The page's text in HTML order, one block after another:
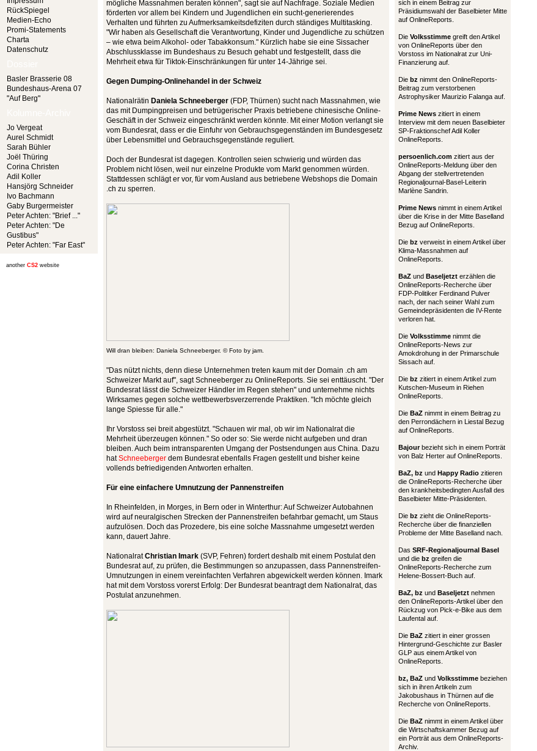
RückSpiegel
Medien-Echo
Promi-Statements
Charta
Datenschutz
Basler Brasserie 08
Bundeshaus-Arena 07
"Auf Berg"
Jo Vergeat
Aurel Schmidt
Sarah Bühler
Joël Thüring
Corina Christen
Adil Koller
Hansjörg Schneider
Ivo Bachmann
Gaby Burgermeister
Peter Achten: "Brief ..."
Peter Achten: "De
Gustibus"
Peter Achten: "Far East"
another CS2 website
mögliche Massnahmen beraten können", sagt sie auf Nachfrage. Soziale Medien
förderten vor allem bei Kindern und Jugendlichen ein sucht-generierendes
Verhalten und führten zu Aufmerksamkeitsdefiziten durch ständiges Multitasking.
"Wir haben als Gesellschaft die Verantwortung, Kinder und Jugendliche zu schützen
– wie etwa beim Alkohol- oder Tabakkonsum." Kürzlich habe sie eine Sissacher
Abschlussklasse im Bundeshaus zu Besuch gehabt und festgestellt, dass die
Mehrheit etwa für Tiktok-Einschränkungen für unter 14-Jährige sei.
Gegen Dumping-Onlinehandel in der Schweiz
Nationalrätin Daniela Schneeberger (FDP, Thürnen) sucht nach Massnahmen, wie
das mit Dumpingpreisen und betrügerischer Praxis betriebene chinesische Online-
Geschäft in der Schweiz eingeschränkt werden könnte. Mit einer Motion verlangt sie
vom Bundesrat, dass er die Einfuhr von Gebrauchsgegenständen im Bundesgesetz
über Lebensmittel und Gebrauchsgegenstände reguliert.
Doch der Bundesrat ist dagegen. Kontrollen seien schwierig und würden das
Problem nicht lösen, weil nur einzelne Produkte vom Markt genommen würden.
Stattdessen schlägt er vor, für vom Ausland aus betriebene Webshops die Domain
.ch zu sperren.
Will dran bleiben: Daniela Schneeberger. © Foto by jam.
"Das nützt nichts, denn diese Unternehmen treten kaum mit der Domain .ch am
Schweizer Markt auf", sagt Schneeberger zu OnlineReports. Sie sei enttäuscht. "Der
Bundesrat lässt die Schweizer Händler im Regen stehen" und unternehme nichts
Wirksames gegen solche wettbewerbsverzerrende Praktiken. "Ich möchte gleich
lange Spiesse für alle."
Ihr Vorstoss sei breit abgestützt. "Schauen wir mal, ob wir im Nationalrat die
Mehrheit überzeugen können." So oder so: Sie werde nicht aufgeben und dran
bleiben. Auch beim intransparenten Umgang der Postsendungen aus China. Dazu
hatSchneeberger dem Bundesrat ebenfalls Fragen gestellt und bisher keine
vollends befriedigenden Antworten erhalten.
Für eine einfachere Umnutzung der Pannenstreifen
In Rheinfelden, in Morges, in Bern oder in Winterthur: Auf Schweizer Autobahnen
wird auf neuralgischen Strecken der Pannenstreifen befahrbar gemacht, um Staus
aufzulösen. Doch das Prozedere, bis eine solche Massnahme umgesetzt werden
kann, dauert Jahre.
NationalratChristian Imark (SVP, Fehren) fordert deshalb mit einem Postulat den
Bundesrat auf, zu prüfen, die Bestimmungen so anzupassen, dass Pannenstreifen-
Umnutzungen in einem vereinfachten Verfahren abgewickelt werden können. Imark
hat mit dem Vorstoss vorerst Erfolg: Der Bundesrat beantragt dem Nationalrat, das
Postulat anzunehmen.
sich in einem Beitrag zur
Präsidiumswahl der Baselbieter Mitte
auf OnlineReports.
Die Volksstimme greift den Artikel
von OnlineReports über den
Vorstoss im Nationalrat zur Uni-
Finanzierung auf.
Die bz nimmt den OnlineReports-
Beitrag zum verstorbenen
Astrophysiker Maurizio Falanga auf.
Prime News zitiert in einem
Interview mit dem neuen Baselbieter
SP-Fraktionschef Adil Koller
OnlineReports.
persoenlich.com zitiert aus der
OnlineReports-Meldung über den
Abgang der stellvertretenden
Regionaljournal-Basel-Leiterin
Marlène Sandrin.
Prime News nimmt in einem Artikel
über die Krise in der Mitte Baselland
Bezug auf OnlineReports.
Die bz verweist in einem Artikel über
Klima-Massnahmen auf
OnlineReports.
BaZ und Baseljetzt erzählen die
OnlineReports-Recherche über
FDP-Politiker Ferdinand Pulver
nach, der nach seiner Wahl zum
Gemeindepräsidenten die IV-Rente
verloren hat.
Die Volksstimme nimmt die
OnlineReports-News zur
Amokdrohung in der Primarschule
Sissach auf.
Die bz zitiert in einem Artikel zum
Kutschen-Museum in Riehen
OnlineReports.
Die BaZ nimmt in einem Beitrag zu
den Perrondächern in Liestal Bezug
auf OnlineReports.
Bajourbezieht sich in einem Porträt
von Balz Herter auf OnlineReports.
BaZ, bz und Happy Radio zitieren
die OnlineReports-Recherche über
den krankheitsbedingten Ausfall des
Baselbieter Mitte-Präsidenten.
Die bz zieht die OnlineReports-
Recherche über die finanziellen
Probleme der Mitte Baselland nach.
Das SRF-Regionaljournal Basel
und die bz greifen die
OnlineReports-Recherche zum
Helene-Bossert-Buch auf.
BaZ, bz und Baseljetzt nehmen
den OnlineReports-Artikel über den
Rückzug von Pick-e-Bike aus dem
Laufental auf.
Die BaZ zitiert in einer grossen
Hintergrund-Geschichte zur Basler
GLP aus einem Artikel von
OnlineReports.
bz, BaZ und Volksstimme beziehen
sich in ihren Artikeln zum
Jakobushaus in Thürnen auf die
Recherche von OnlineReports.
Die BaZ nimmt in einem Artikel über
die Wirtschaftskammer Bezug auf
ein Porträt aus dem OnlineReports-
Archiv.